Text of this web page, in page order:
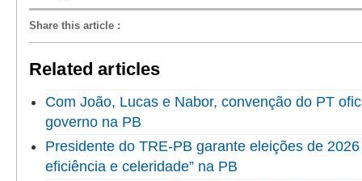
Share this article :
Related articles
Com João, Lucas e Nabor, convenção do PT
governo na PB
Presidente do TRE-PB garante eleições de
eficiência e celeridade” na PB